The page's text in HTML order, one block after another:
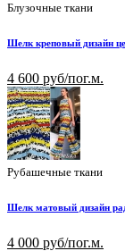
Блузочные ткани
Шелк креповый дизайн
4 600 руб/пог.м.
Рубашечные ткани
Шелк матовый дизайн
4 000 руб/пог.м.